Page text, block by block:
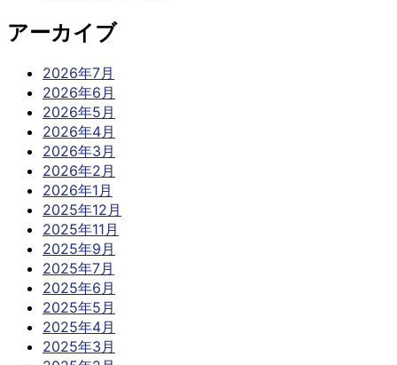
アーカイブ
2026年7月
2026年6月
2026年5月
2026年4月
2026年3月
2026年2月
2026年1月
2025年12月
2025年11月
2025年9月
2025年7月
2025年6月
2025年5月
2025年4月
2025年3月